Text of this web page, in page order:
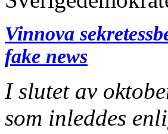
Vinnova
fake news
I slutet av
som inleddes